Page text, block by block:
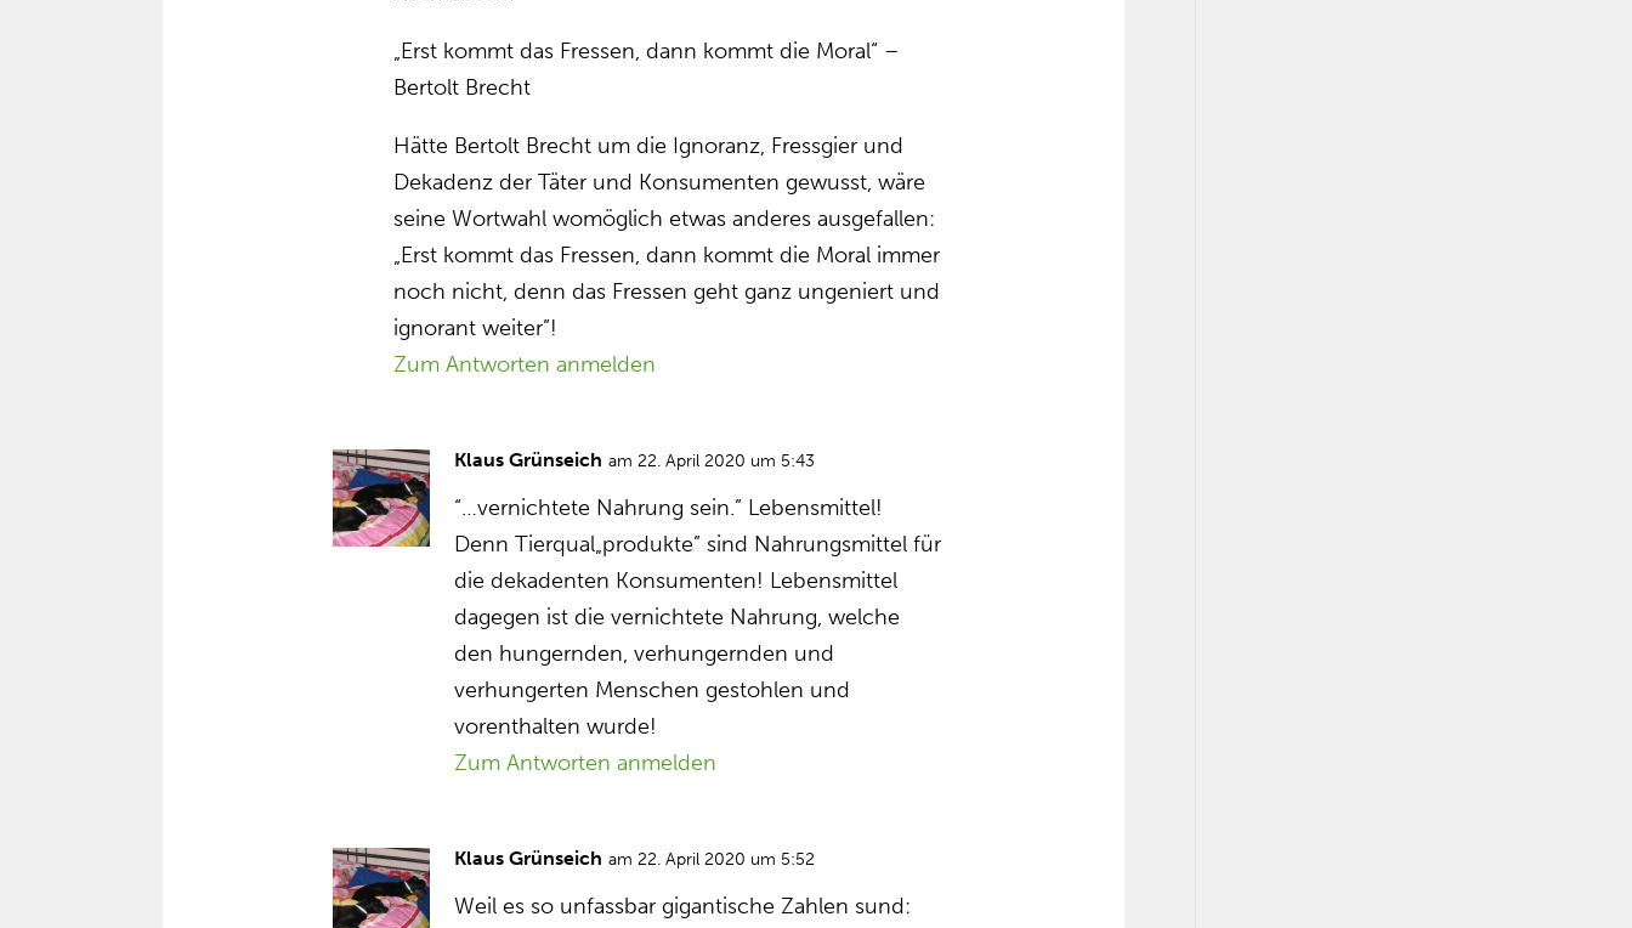
„Erst kommt das Fressen, dann kommt die Moral“ –
Bertolt Brecht
Hätte Bertolt Brecht um die Ignoranz, Fressgier und
Dekadenz der Täter und Konsumenten gewusst, wäre
seine Wortwahl womöglich etwas anderes ausgefallen:
„Erst kommt das Fressen, dann kommt die Moral immer
noch nicht, denn das Fressen geht ganz ungeniert und
ignorant weiter”!
Zum Antworten anmelden
Klaus Grünseich am 22. April 2020 um 5:43
“…vernichtete Nahrung sein.” Lebensmittel!
Denn Tierqual„produkte” sind Nahrungsmittel für
die dekadenten Konsumenten! Lebensmittel
dagegen ist die vernichtete Nahrung, welche
den hungernden, verhungernden und
verhungerten Menschen gestohlen und
vorenthalten wurde!
Zum Antworten anmelden
Klaus Grünseich am 22. April 2020 um 5:52
Weil es so unfassbar gigantische Zahlen sund: